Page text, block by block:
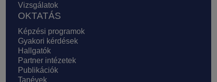
Vizsgálatok
OKTATÁS
Képzési programok
Gyakori kérdések
Hallgatók
Partner intézetek
Publikációk
Tanévek